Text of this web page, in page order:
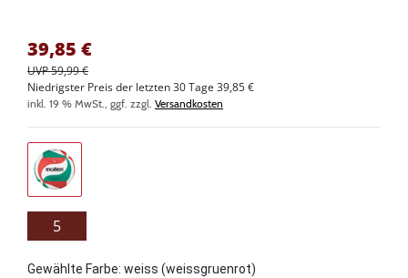
39,85 €
UVP 59,99 €
Niedrigster Preis der letzten 30 Tage 39,85 €
inkl. 19 % MwSt., ggf. zzgl. Versandkosten
5
Gewählte Farbe: weiss (weissgruenrot)